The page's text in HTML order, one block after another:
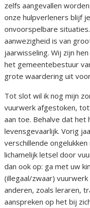
zelfs aangevallen
onze hulpverleners blijf
onvoorspelbare
aanwezigheid is van
jaarwisseling. Wij zijn
het gemeentebestuur
grote waardering uit
Tot slot wil ik nog mijn
vuurwerk afgestoken,
aan toe. Behalve dat het
levensgevaarlijk. Vorig
verschillende
lichamelijk letsel door
dan ook op: ga met uw
(illegaal/zwaar)
anderen, zoals leraren,
aanspreken op het bij